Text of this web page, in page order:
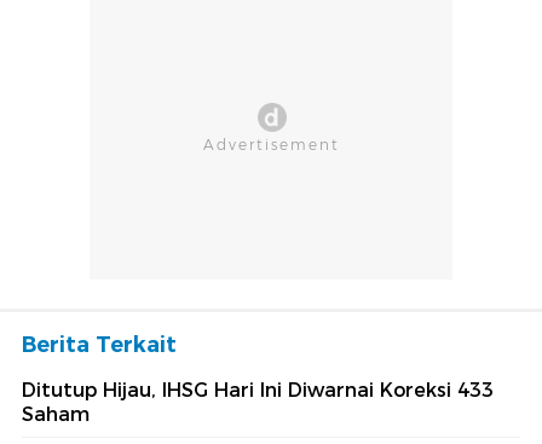
Berita Terkait
Ditutup Hijau, IHSG Hari Ini Diwarnai Koreksi 433
Saham